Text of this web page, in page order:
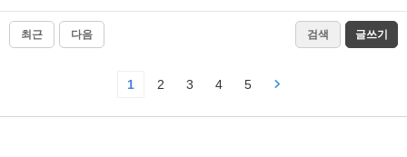
최근 다음 검색 글쓰기
1 2 3 4 5